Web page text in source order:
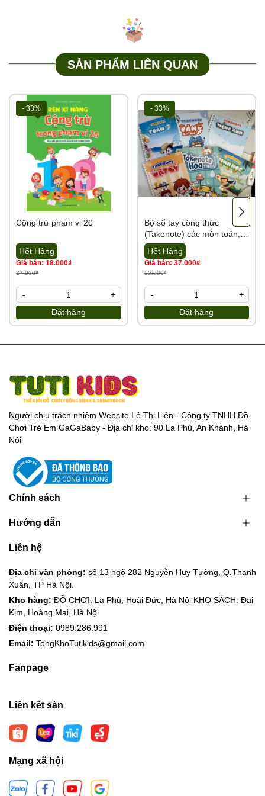
Cám ơn sự đồng hành của quý đại lý cùng Tổng kho Tutikids
https://tongkhotutikids.com/SẢN PHẨM LIÊN QUAN
- 33%
Cộng trừ phạm vi 20
Hết Hàng
Giá bán: 18.000₫
27.000₫
Đặt hàng
- +
- 33%
Bộ sổ tay công thức
(Takenote) các môn toán,
tiếng việt, tiếng Anh, Lý,
Hóa, Sinh từ lớp 2 đến lớp
12
Hết Hàng
Giá bán: 37.000₫
55.500₫
Đặt hàng
- +
Người chịu trách nhiệm Website Lê Thị Liên - Công ty TNHH Đồ
Chơi Trẻ Em GaGaBaby - Địa chỉ kho: 90 La Phù, An Khánh, Hà
Nội
Chính sách
Hướng dẫn
Liên hệ
Địa chỉ văn phòng: số 13 ngõ 282 Nguyễn Huy Tưởng, Q.Thanh
Xuân, TP Hà Nội.
Kho hàng: ĐỒ CHƠI: La Phù, Hoài Đức, Hà Nội KHO SÁCH: Đại
Kim, Hoàng Mai, Hà Nội
Điện thoại: 0989.286.991
Email: TongKhoTutikids@gmail.com
Fanpage
Liên kết sàn
Mạng xã hội